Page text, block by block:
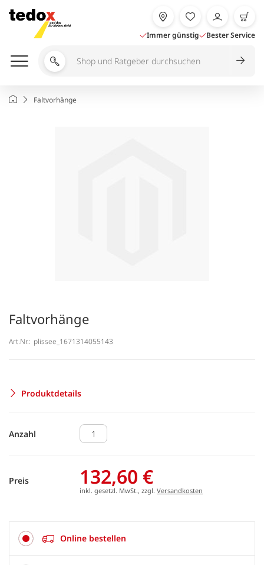
Inhalt
springen
Immer günstig Bester Service
Shop
durchsuchen
StartseiteFaltvorhänge
Faltvorhänge
Art.Nr.: plissee_1671314055143
Produktdetails
Anzahl
Preis 132,60 €
inkl. gesetzl. MwSt., zzgl. Versandkosten
Online bestellen